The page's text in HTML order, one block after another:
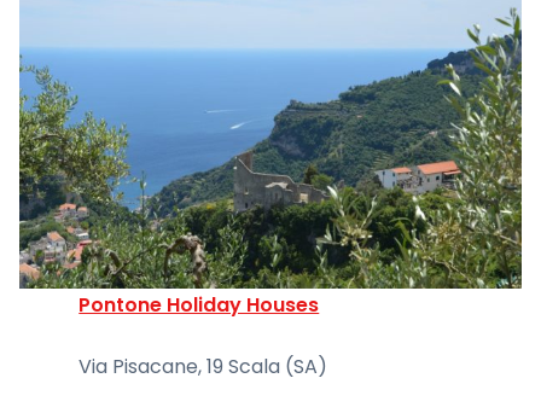
Pontone Holiday Houses
Via Pisacane, 19 Scala (SA)